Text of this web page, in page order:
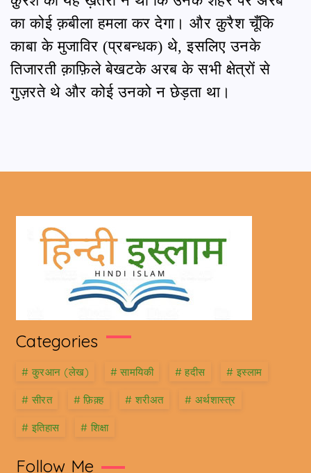
का कोई क़बीला हमला कर देगा। और क़ुरैश चूँकि
काबा के मुजाविर (प्रबन्धक) थे, इसलिए उनके
तिजारती क़ाफ़िले बेखटके अरब के सभी क्षेत्रों से
गुज़रते थे और कोई उनको न छेड़ता था।
Categories
# कु़रआन (लेख) # सामयिकी # हदीस # इस्लाम
# सीरत # फ़िक़्ह # शरीअत # अर्थशास्त्र
# इतिहास # शिक्षा
Follow Me